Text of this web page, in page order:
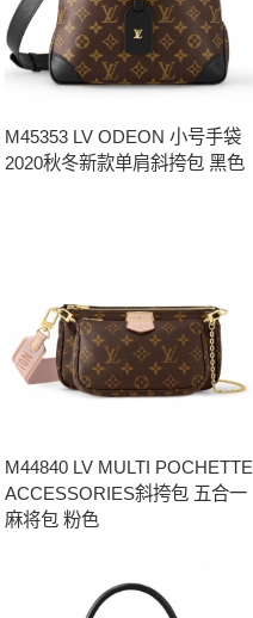
M45353 LV ODEON 小号手袋
2020秋冬新款单肩斜挎包 黑色
M44840 LV MULTI POCHETTE
ACCESSORIES斜挎包 五合一
麻将包 粉色